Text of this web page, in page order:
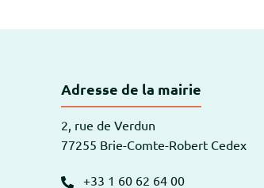
Logo Brie-Comte-Robert
Facebook
compte Instagram
vers la chaîne Youtube
Adresse de la mairie
2, rue de Verdun
77255 Brie-Comte-Robert Cedex
+33 1 60 62 64 00